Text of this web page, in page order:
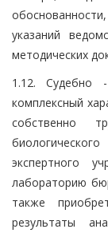
указаний
методических
1.12. Судебно
комплексный
собственно
экспертного
лабораторию
также
результаты